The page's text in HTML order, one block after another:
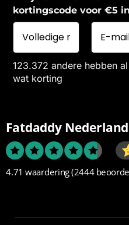
kortingscode voor €5
123.372 andere hebben
wat korting
Fatdaddy Nederland
4.71 waardering(2444